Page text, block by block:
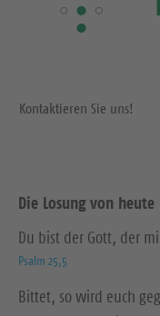
Kontaktieren Sie uns!
Die Losung von heute
Du bist der Gott, der
Psalm 25,5
Bittet, so wird euch